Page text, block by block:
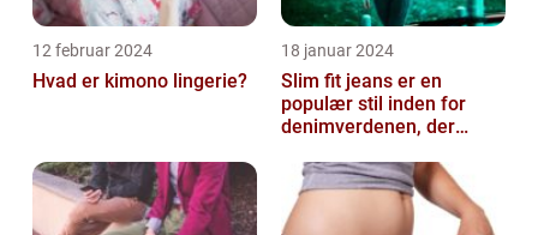
12 februar 2024
Hvad er kimono lingerie?
18 januar 2024
Slim fit jeans er en
populær stil inden for
denimverdenen, der
personer, der ønsk...